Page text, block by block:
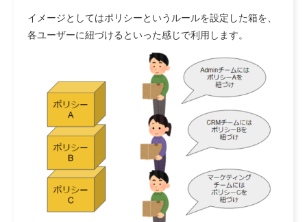
イメージとしてはポリシーというルールを設定した箱を、
各ユーザーに紐づけるといった感じで利用します。